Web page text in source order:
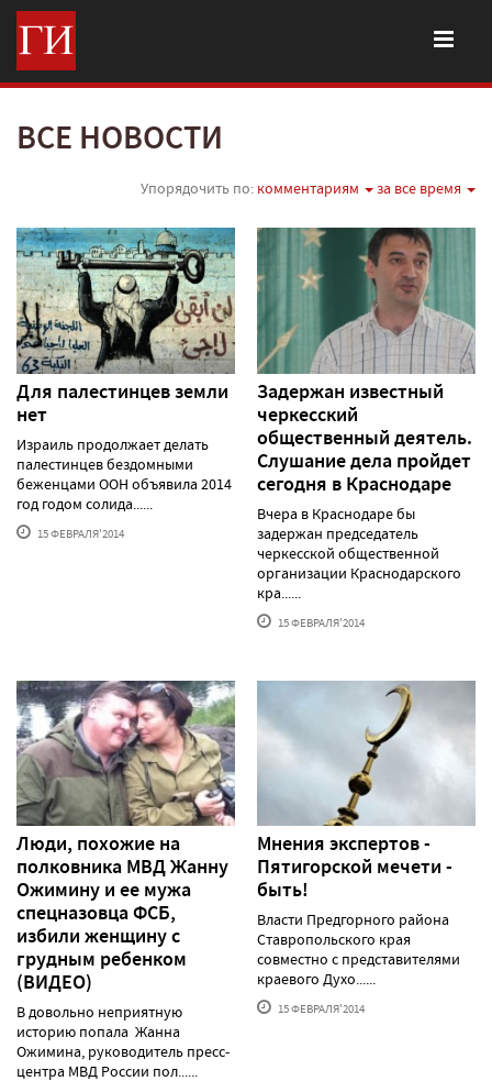
ВСЕ НОВОСТИ
Упорядочить по: комментариям за все время
Для палестинцев земли
нет
Израиль продолжает делать
палестинцев бездомными
беженцами ООН объявила 2014
год годом солида......
15 ФЕВРАЛЯ'2014
Задержан известный
черкесский
общественный деятель.
Слушание дела пройдет
сегодня в Краснодаре
Вчера в Краснодаре бы
задержан председатель
черкесской общественной
организации Краснодарского
кра......
15 ФЕВРАЛЯ'2014
Люди, похожие на
полковника МВД Жанну
Ожимину и ее мужа
спецназовца ФСБ,
избили женщину с
грудным ребенком
(ВИДЕО)
В довольно неприятную
историю попала Жанна
Ожимина, руководитель пресс-
центра МВД России пол......
Мнения экспертов -
Пятигорской мечети -
быть!
Власти Предгорного района
Ставропольского края
совместно с представителями
краевого Духо......
15 ФЕВРАЛЯ'2014